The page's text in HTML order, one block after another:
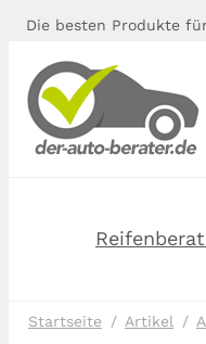
Die besten Produkte
Startseite Artikel